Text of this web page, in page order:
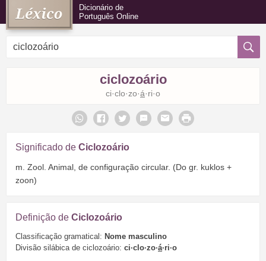
Dicionário de
Português Online
ciclozoário
ci·clo·zo·á·ri·o
Significado de Ciclozoário
m. Zool. Animal, de configuração circular. (Do gr. kuklos +
zoon)
Definição de Ciclozoário
Classificação gramatical: Nome masculino
Divisão silábica de ciclozoário: ci·clo·zo·á·ri·o